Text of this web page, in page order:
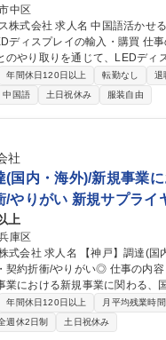
中区
せる【海外調達担当】スタ
イの輸入・購買 仕事の内容 中国を中心とし
のやり取りを通じて、LEDディ
質・コスト・納期(QCD)のバラ
要なポジションです。 ・中国を中心としたLED
・交渉 ・発注、納期管理・調整
ンプル確認や品質チェックの
レイの輸入・購買
年間休日120日以上 転勤なし
退
中国語 土日祝休み 服装自由
社
(国内・海外)/新規事業
/やりがい 新規サプライ
上
庫区
内・海外)/新規事業にお
い◎ 仕事の内容 社会インフラやデータ
業における新規事業に関わる、
評価・選定業務をお任せします
意形成に特化。 ■国内外の新規サプライヤー
、RFQの送付・回収） ■QCDS
年間休日120日以上 月平均残業時
週休2日制 土日祝休み